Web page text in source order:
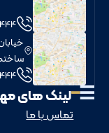
لینک های
تماس با ما
- 031
ساختمان
- 021